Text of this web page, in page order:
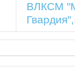
ВЛКСМ